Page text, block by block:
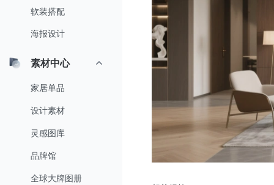
软装搭配
海报设计
素材中心
家居单品
设计素材
灵感图库
品牌馆
全球大牌图册